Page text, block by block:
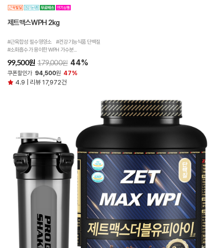
제트맥스WPH 2kg
#근육합성 필수영양소 #건강기능식품 단백질
#소화흡수가 용이한 WPH 가수분...
99,500원 179,000원 44%
쿠폰할인가 94,500원 47%
4.9 | 리뷰 17,972건